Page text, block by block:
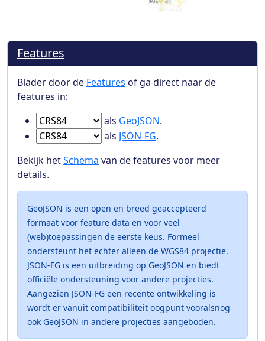
Features
Blader door de Features of ga direct naar de
features in:
Ga naar Features in
als GeoJSON.
Ga naar Features in
als JSON-FG.
Bekijk hetSchema van de features voor meer
details.
GeoJSON is een open en breed geaccepteerd
formaat voor feature data en voor veel
(web)toepassingen de eerste keus. Formeel
ondersteunt het echter alleen de WGS84 projectie.
JSON-FG is een uitbreiding op GeoJSON en biedt
officiële ondersteuning voor andere projecties.
Aangezien JSON-FG een recente ontwikkeling is
wordt er vanuit compatibiliteit oogpunt vooralsnog
ook GeoJSON in andere projecties aangeboden.